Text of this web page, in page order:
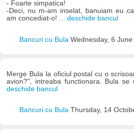
- Foarte simpatica!
-Deci, nu m-am inselat, banuiam eu
am concediat-o! ... deschide bancul
Bancuri cu Bula Wednesday, 6 June
Merge Bula la oficiul postal cu o
avion?", intreaba functionara. Bula
deschide bancul
Bancuri cu Bula Thursday, 14